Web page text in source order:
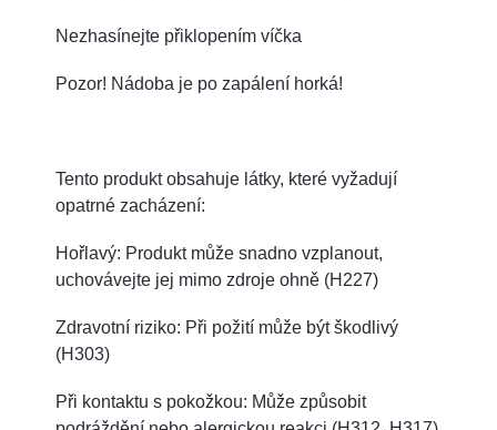
Nezhasínejte přiklopením víčka
Pozor! Nádoba je po zapálení horká!
Tento produkt obsahuje látky, které vyžadují
opatrné zacházení:
Hořlavý: Produkt může snadno vzplanout,
uchovávejte jej mimo zdroje ohně (H227)
Zdravotní riziko: Při požití může být škodlivý
(H303)
Při kontaktu s pokožkou: Může způsobit